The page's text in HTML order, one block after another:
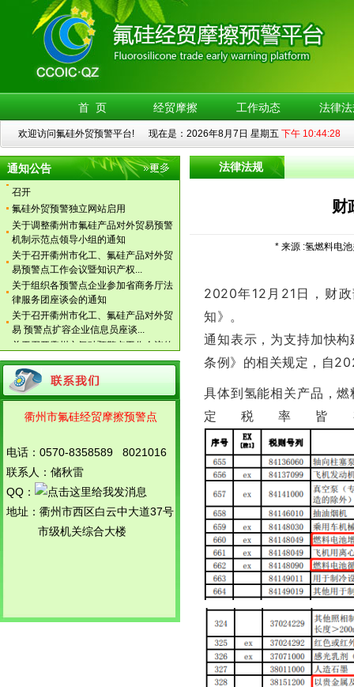
首 页 经贸摩擦 工作动态 法律
欢迎访问氟硅外贸预警平台! 现在是：2026年8月7日 星期五 下午 10:44:28
通知公告
关于召开衢州市化工、氟硅产品对外贸
易 预警点扩容企业信息员座谈...
关于召开衢州市氟硅预警点工作会议的
关于召开衢州市氟硅产品对外贸易预警
点工作会议暨案例分析培训的...
工信部公示符合光伏行业规范企业
浙江调解中心衢州办事处成立会议日前
召开
氟硅外贸预警独立网站启用
关于调整衢州市氟硅产品对外贸易预警
机制示范点领导小组的通知
关于召开衢州市化工、氟硅产品对外贸
易预警点工作会议暨知识产权...
关于组织各预警点企业参加省商务厅法
律服务团座谈会的通知
关于召开衢州市化工、氟硅产品对外贸
易 预警点扩容企业信息员座谈...
关于召开衢州市氟硅预警点工作会议的
通知
关于召开衢州市氟硅产品对外贸易预警
点工作会议暨案例分析培训的...
工信部公示符合光伏行业规范企业
浙江调解中心衢州办事处成立会议日前
氟硅外贸预警独立网站启用
关于调整衢州市氟硅产品对外贸易预警
机制示范点领导小组的通知
关于召开衢州市化工、氟硅产品对外贸
易预警点工作会议暨知识产权...
关于组织各预警点企业参加省商务厅法
律服务团座谈会的通知
衢州市氟硅经贸摩擦预警点
电话：0570-8358589 8021016
联系人：储秋雷
QQ：
地址：衢州市西区白云中大道37号
市级机关综合大楼
法律法规
财
* 来源 :氢燃料电
2020年12月21日，财
知》。
通知表示，为支持加快
条例》的相关规定，自
具体到氢能相关产品，
定税率皆